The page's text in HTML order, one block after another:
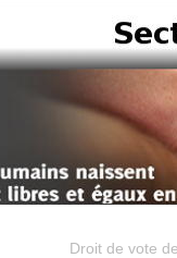
Droit de vote